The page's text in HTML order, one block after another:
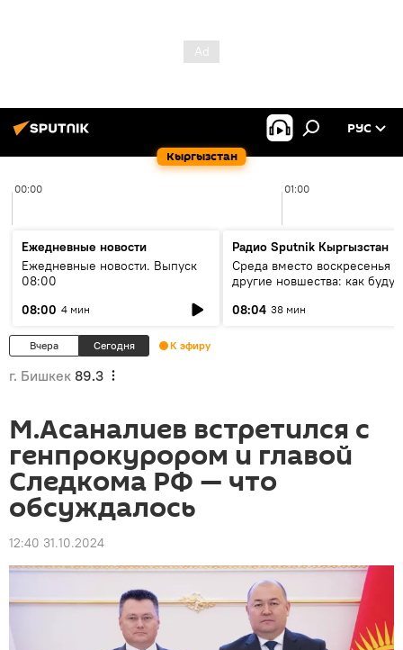
Кыргызстан
РУС
00:00 01:00
Ежедневные новости
Ежедневные новости. Выпуск
08:00
08:00 4 мин
Радио Sputnik Кыргызстан
Среда вместо воскресенья и
другие новшества: как будут
08:04 38 мин
Вчера Сегодня К эфиру
г. Бишкек 89.3
М.Асаналиев встретился с
генпрокурором и главой
Cледкома РФ — что
обсуждалось
12:40 31.10.2024